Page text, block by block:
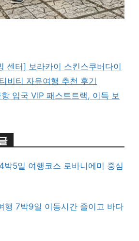
센터] 보라카이 스킨스쿠버다이
비티 자유여행 추천 후기
입국 VIP 패스트트랙, 이득 보
박5일 여행코스 로바니에미 중심
행 7박9일 이동시간 줄이고 바다